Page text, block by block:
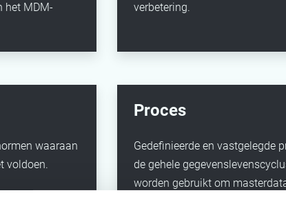
het MDM-
verbetering.
waaraan
voldoen.
Proces
Gedefinieerde en vastgelegde
de gehele
worden gebruikt om